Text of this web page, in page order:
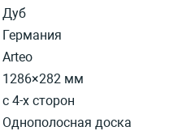
Дуб
Германия
Arteo
1286×282 мм
с 4-х сторон
Однополосная доска